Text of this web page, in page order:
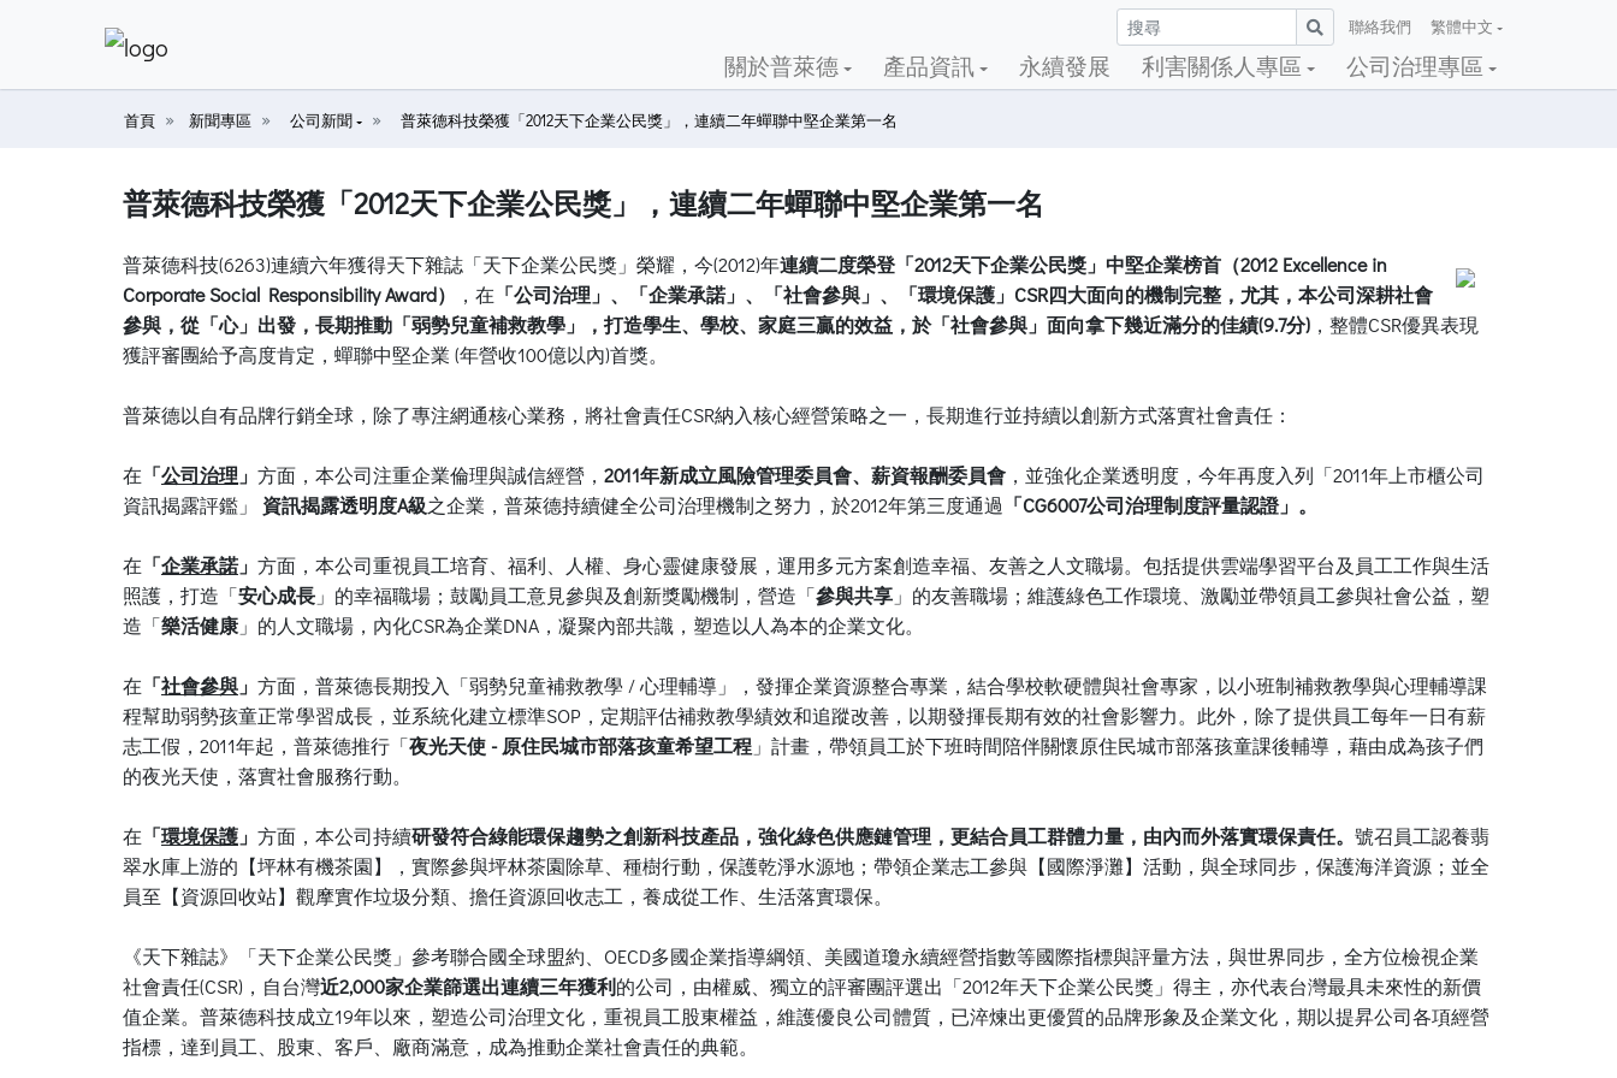
聯絡我們 繁體中文
關於普萊德 產品資訊 永續發展 利害關係人專區 公司治理專區
首頁 新聞專區 公司新聞 普萊德科技榮獲「2012天下企業公民獎」，連續二年蟬聯中堅企業第一名
普萊德科技榮獲「2012天下企業公民獎」，連續二年蟬聯中堅企業第一名
普萊德科技(6263)連續六年獲得天下雜誌「天下企業公民獎」榮耀，今(2012)年連續二度榮登「2012天下企業公民獎」中堅企業榜首（2012 Excellence in
Corporate Social Responsibility Award）
，在 「公司治理」、「企業承諾」、「社會參與」、「環境保護」CSR四大面向的機制完整，尤其，本公司深耕社會
參與，從「心」出發，長期推動「弱勢兒童補救教學」，打造學生、學校、家庭三贏的效益，於「社會參與」面向拿下幾近滿分的佳績(9.7分) ，整體CSR優異表現
獲評審團給予高度肯定，蟬聯中堅企業 (年營收100億以內)首獎。
普萊德以自有品牌行銷全球，除了專注網通核心業務，將社會責任CSR納入核心經營策略之一，長期進行並持續以創新方式落實社會責任：
在 「公司治理 」 方面，本公司注重企業倫理與誠信經營， 2011年新成立風險管理委員會、薪資報酬委員會 ，並強化企業透明度，今年再度入列「2011年上市櫃公司
資訊揭露評鑑」 資訊揭露透明度A級之企業，普萊德持續健全公司治理機制之努力，於2012年第三度通過 「CG6007公司治理制度評量認證」。
在 「企業承諾」 方面，本公司重視員工培育、福利、人權、身心靈健康發展，運用多元方案創造幸福、友善之人文職場。包括提供雲端學習平台及員工工作與生活
照護，打造「安心成長 」的幸福職場；鼓勵員工意見參與及創新獎勵機制，營造「參與共享 」的友善職場；維護綠色工作環境、激勵並帶領員工參與社會公益，塑
造「樂活健康 」的人文職場，內化CSR為企業DNA，凝聚內部共識，塑造以人為本的企業文化。
在 「社會參與 」 方面，普萊德長期投入「弱勢兒童補救教學 / 心理輔導」，發揮企業資源整合專業，結合學校軟硬體與社會專家，以小班制補救教學與心理輔導課
程幫助弱勢孩童正常學習成長，並系統化建立標準SOP，定期評估補救教學績效和追蹤改善，以期發揮長期有效的社會影響力。此外，除了提供員工每年一日有薪
志工假，2011年起，普萊德推行「夜光天使 - 原住民城市部落孩童希望工程 」計畫，帶領員工於下班時間陪伴關懷原住民城市部落孩童課後輔導，藉由成為孩子們
的夜光天使，落實社會服務行動。
在 「環境保護 」 方面，本公司持續研發符合綠能環保趨勢之創新科技產品，強化綠色供應鏈管理，更結合員工群體力量，由內而外落實環保責任。 號召員工認養翡
翠水庫上游的【坪林有機茶園】，實際參與坪林茶園除草、種樹行動，保護乾淨水源地；帶領企業志工參與【國際淨灘】活動，與全球同步，保護海洋資源；並全
員至【資源回收站】觀摩實作垃圾分類、擔任資源回收志工，養成從工作、生活落實環保。
《天下雜誌》「天下企業公民獎」參考聯合國全球盟約、OECD多國企業指導綱領、美國道瓊永續經營指數等國際指標與評量方法，與世界同步，全方位檢視企業
社會責任(CSR)，自台灣近2,000家企業篩選出連續三年獲利的公司，由權威、獨立的評審團評選出「2012年天下企業公民獎」得主，亦代表台灣最具未來性的新價
值企業。普萊德科技成立19年以來，塑造公司治理文化，重視員工股東權益，維護優良公司體質，已淬煉出更優質的品牌形象及企業文化，期以提昇公司各項經營
指標，達到員工、股東、客戶、廠商滿意，成為推動企業社會責任的典範。